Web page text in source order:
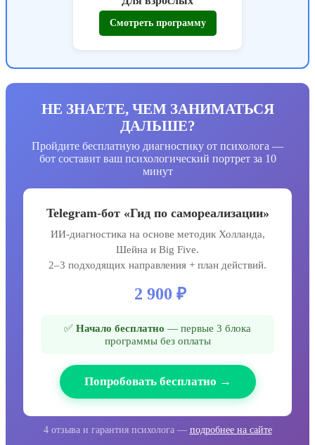
Смотреть программу
НЕ ЗНАЕТЕ, ЧЕМ ЗАНИМАТЬСЯ
ДАЛЬШЕ?
Пройдите бесплатную диагностику от психолога —
бот составит ваш психологический портрет за 10
минут
Telegram-бот «Гид по самореализации»
ИИ-диагностика на основе методик Холланда,
Шейна и Big Five.
2–3 подходящих направления + план действий.
2 900 ₽
✅ Начало бесплатно — первые 3 блока
программы без оплаты
Попробовать бесплатно →
4 отзыва и гарантия психолога — подробнее на сайте